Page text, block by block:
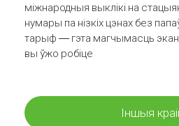
міжнародныя выклікі на
нумары па нізкіх цэнах без
тарыф — гэта магчымасць
вы ўжо робіце
Іншыя